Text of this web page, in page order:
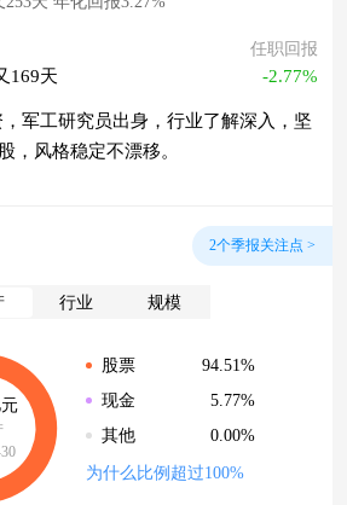
169天
任职回报
-2.77%
军工研究员出身，行业了解深入，坚
，风格稳定不漂移。
2个季报关注点 >
行业 规模
股票
94.51%
现金
5.77%
其他
0.00%
为什么比例超过100%